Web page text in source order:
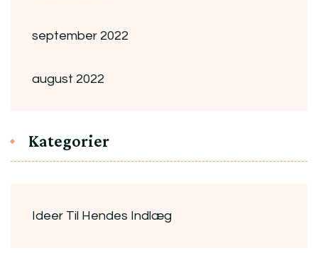
september 2022
august 2022
Kategorier
Ideer Til Hendes Indlæg